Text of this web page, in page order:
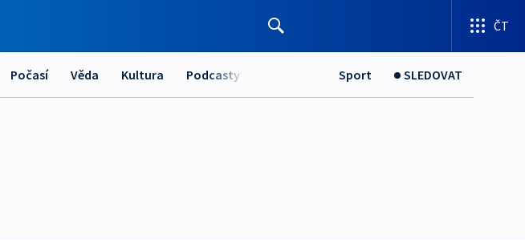
ČT
Počasí Věda Kultura Podcasty Sport SLEDOVAT